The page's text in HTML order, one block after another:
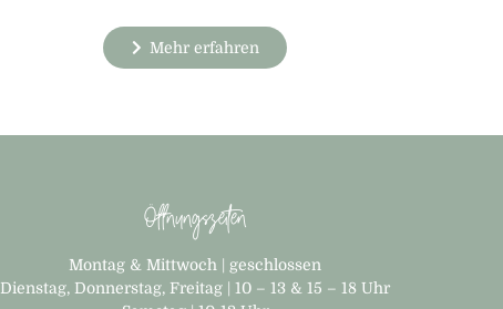
Mehr erfahren
Öffnungszeiten
Montag & Mittwoch | geschlossen
Dienstag, Donnerstag, Freitag | 10 – 13 & 15 – 18 Uhr